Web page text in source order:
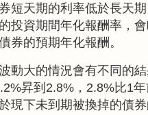
短天期的利率低於長天
投資期間年化報酬率，
券的預期年化報酬。
動大的情況會有不同的
昇到 2.8% ，2.8%比1
現下未到期被換掉的債